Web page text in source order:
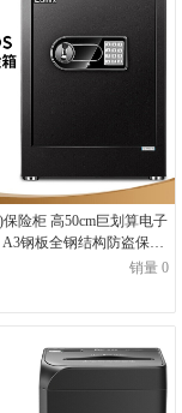
险柜 高50cm巨划算电子
钢板全钢结构防盗保险
50DS
销量 0